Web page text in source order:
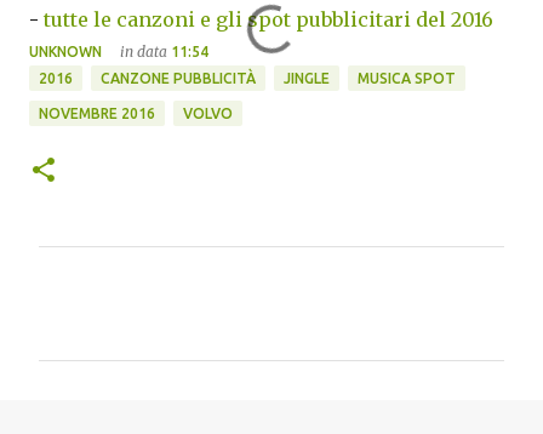
-tutte le canzoni e gli spot pubblicitari del 2016
UNKNOWN in data 11:54
2016
CANZONE PUBBLICITÀ JINGLE MUSICA SPOT
NOVEMBRE 2016 VOLVO